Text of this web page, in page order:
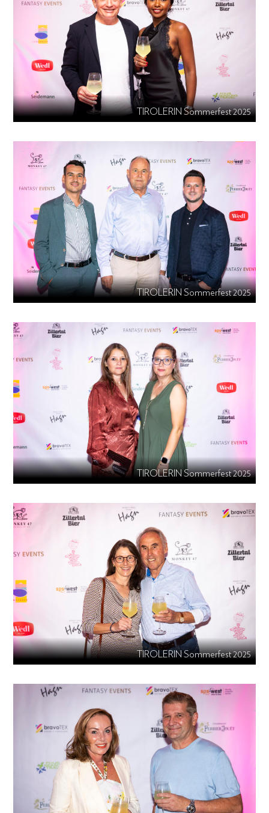
TIROLERIN Sommerfest 2025
TIROLERIN Sommerfest 2025
TIROLERIN Sommerfest 2025
TIROLERIN Sommerfest 2025